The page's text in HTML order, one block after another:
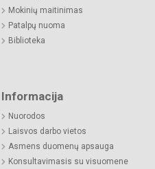
Mokinių maitinimas
Patalpų nuoma
Biblioteka
Informacija
Nuorodos
Laisvos darbo vietos
Asmens duomenų apsauga
Konsultavimasis su visuomene